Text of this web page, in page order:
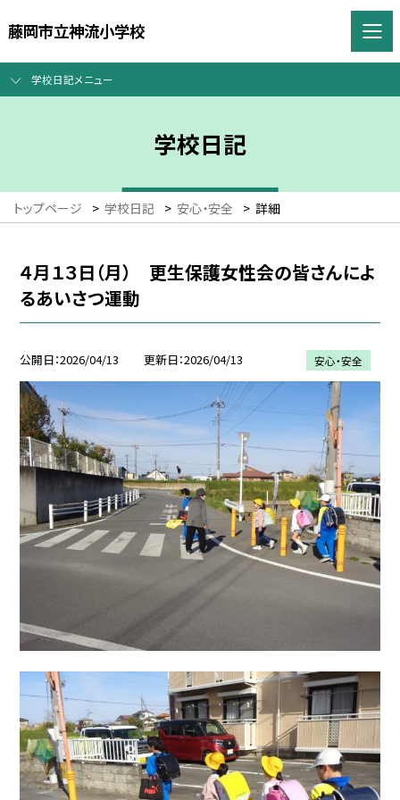
藤岡市立神流小学校
学校日記メニュー
学校日記
トップページ > 学校日記 > 安心・安全 > 詳細
４月１３日（月） 更生保護女性会の皆さんによ
るあいさつ運動
公開日 2026/04/13 更新日 2026/04/13 安心・安全